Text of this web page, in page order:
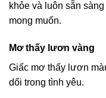
khỏe và luôn sẵn
mong muốn.
Mơ thấy lươn vàng
Giấc mơ thấy lươn
dối trong tình yêu.